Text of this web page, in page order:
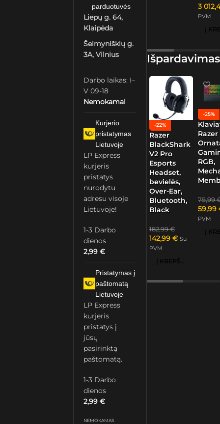
parduotuvės
Liepų g. 64,
Klaipėda
Šeimyniškių g.
3A, Vilnius
Darbo laikas: I–
V 09-18
Nemokamai
Kurjerio
pristatymas
Lietuvoje
LP Express
kurjeris
pristatys
nurodytu
adresu visoje
Lietuvoje!
1-3 Darbo
dienos
2,99€
Pristatymas į
paštomatą
Lietuvoje
LP Express
kurjeris
pristatys į
jūsų
pasirinktą
paštomatą.
1-3 Darbo
dienos
2,99€
NEMOKAMAS
3
PVM
Išpardavimas
-22%
Razer
BlackShark
V2 Pro
Esports
Headset,
bevielės,
Over-Ear,
Bluetooth,
Black
182,99€
142,99 € Su
PVM
Į KREPŠELĮ
-25%
Razer
RGB,
79,99
59,99
PVM